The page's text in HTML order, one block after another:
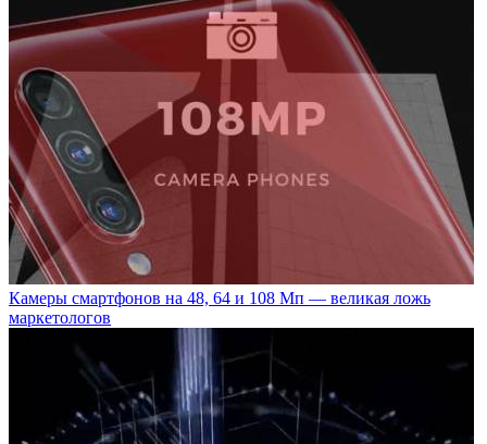
Камеры смартфонов на 48, 64 и 108 Мп — великая ложь
маркетологов